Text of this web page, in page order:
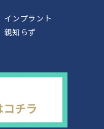
インプラント
親知らず